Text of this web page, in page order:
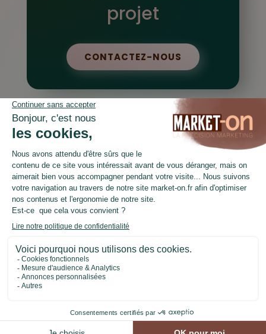
projet
CONTACTEZ-NOUS
LinkedIn
Facebook
Politique de confidentialité–Mentions légales